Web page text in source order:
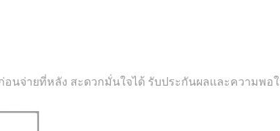
จ่ายที่หลัง สะดวกมั่นใจได้ รับประกันผลและความพอใ